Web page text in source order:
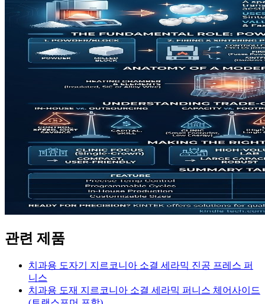
관련 제품
치과용 도자기 지르코니아 소결 세라믹 진공 프레스 퍼
니스
치과용 도재 지르코니아 소결 세라믹 퍼니스 체어사이드